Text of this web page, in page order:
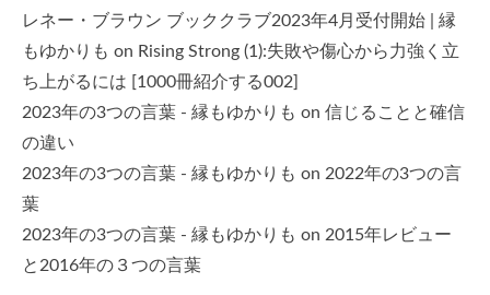
レネー・ブラウン ブッククラブ2023年4月受付開始 | 縁
もゆかりも on Rising Strong (1):失敗や傷心から力強く立
ち上がるには [1000冊紹介する002]
2023年の3つの言葉 - 縁もゆかりも on 信じることと確信
の違い
2023年の3つの言葉 - 縁もゆかりも on 2022年の3つの言
葉
2023年の3つの言葉 - 縁もゆかりも on 2015年レビュー
と2016年の３つの言葉